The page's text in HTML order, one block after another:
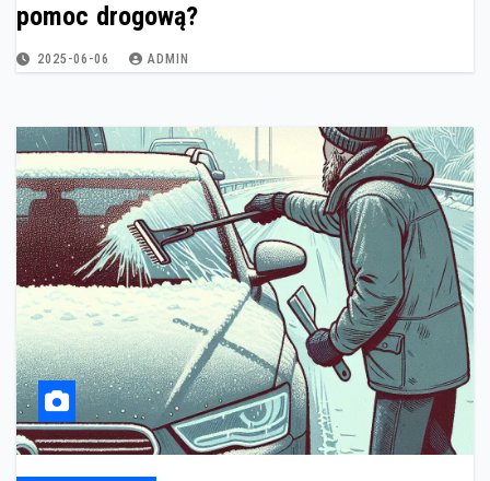
pomoc drogową?
2025-06-06 ADMIN